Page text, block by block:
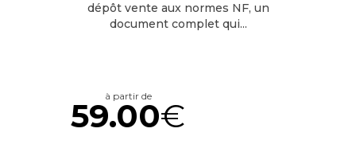
dépôt vente aux normes NF, un
document complet qui...
à partir de
59.00€